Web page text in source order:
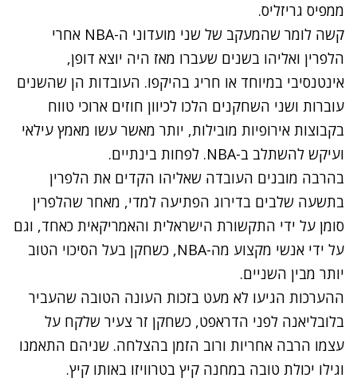
ממפיס גריזליס.
קשה לומר שהמעקב של שני מועדוני ה-NBA אחרי
הלפרין ואליהו בשנים שעברו מאז היה יוצא דופן,
אינטנסיבי במיוחד או חריג בהיקפו. העובדות הן שהשנים
עוברות ושני השחקנים הלכו לכיוון חוזים ארוכי טווח
בקבוצות אירופיות מובילות, יותר מאשר עשו מאמץ עילאי
ועיקש להשתלב ב-NBA. לפחות בינתיים.
בהרבה מובנים העובדה שאליהו הקדים את הלפרין
בתשעה שלבים בדירוג הפתיעה למדי, מאחר שהלפרין
סומן על ידי התקשורת הישראלית והאמריקאית כאחד, וגם
על ידי אנשי מקצוע מה-NBA, כשחקן בעל הסיכוי הטוב
יותר מבין השניים.
ההערכות הגיעו לא מעט בזכות העונה הטובה שהעביר
בלובליאנה לפני הדראפט, כשחקן זר צעיר שלקח על
עצמו הרבה אחריות ורוב הזמן בהצלחה. שניהם התאמנו
וגילו יכולת טובה במחנה קיץ בטרוויזו באותו קיץ.